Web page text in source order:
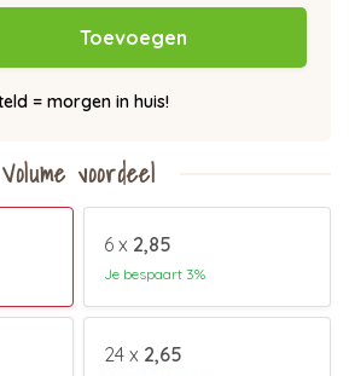
Toevoegen
= morgen in huis!
Volume voordeel
6 x 2,85
Je bespaart 3%
24 x 2,65